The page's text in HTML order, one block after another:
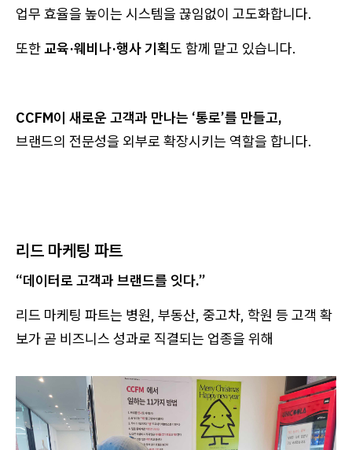
업무 효율을 높이는 시스템을 끊임없이 고도화합니다.
또한교육·웨비나·행사 기획도 함께 맡고 있습니다.
CCFM이 새로운 고객과 만나는 ‘통로’를 만들고,
브랜드의 전문성을 외부로 확장시키는 역할을 합니다.
리드 마케팅 파트
“데이터로 고객과 브랜드를 잇다.”
리드 마케팅 파트는 병원, 부동산, 중고차, 학원 등 고객 확
보가 곧 비즈니스 성과로 직결되는 업종을 위해